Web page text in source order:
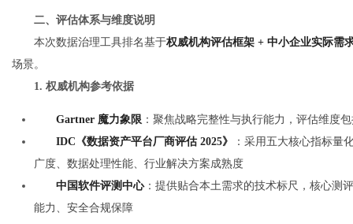
二、评估体系与维度说明
本次数据治理工具排名基于权威机构评估框架 + 中小企业实际需
场景。
1. 权威机构参考依据
Gartner 魔力象限 ：聚焦战略完整性与执行能力，评估维度
IDC《数据资产平台厂商评估 2025》
：采用五大核心指标量
广度、数据处理性能、行业解决方案成熟度
中国软件评测中心：提供贴合本土需求的技术标尺，核心测
能力、安全合规保障